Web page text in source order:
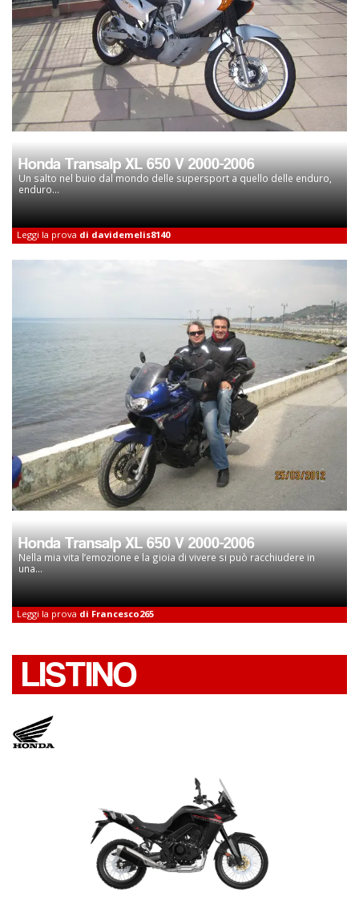
Honda Transalp XL 650 V 2000-2006
Un salto nel buio dal mondo delle supersport a quello delle enduro,
enduro...
Leggi la prova di davidemelis8140
Honda Transalp XL 650 V 2000-2006
Nella mia vita l’emozione e la gioia di vivere si può racchiudere in
una...
Leggi la prova di Francesco265
LISTINO